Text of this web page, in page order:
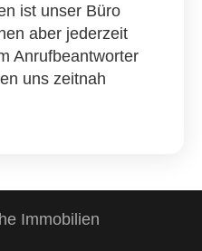
ist unser Büro
aber jederzeit
Anrufbeantworter
uns zeitnah
Immobilien